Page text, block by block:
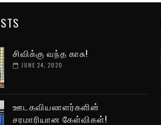
சிவிக்கு வந்த காசு!
JUNE 24, 2020
ஊடகவியலாளர்களின்
சரமாரியான கேள்விகள்!